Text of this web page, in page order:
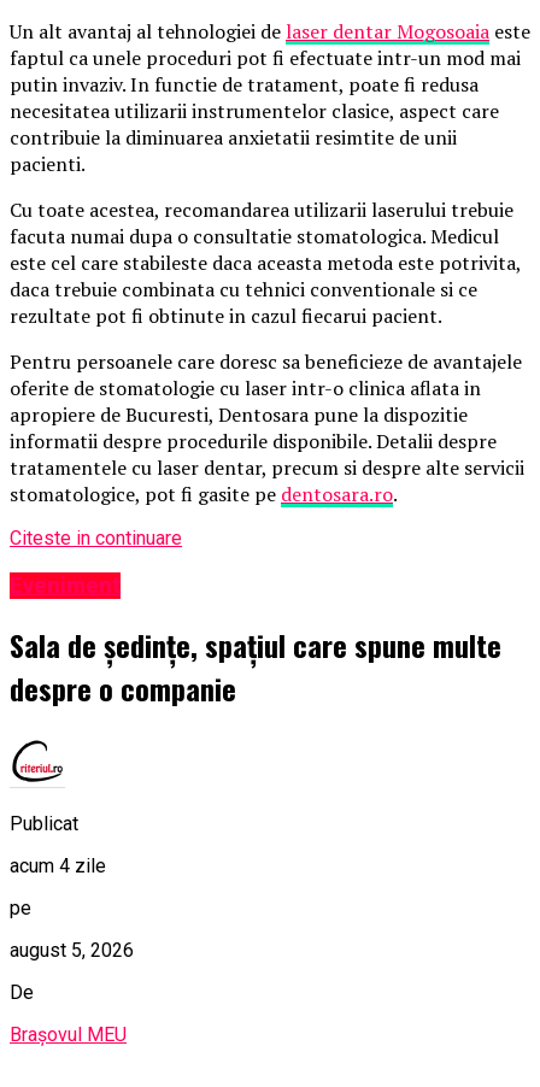
Un alt avantaj al tehnologiei delaser dentar Mogosoaia este
faptul ca unele proceduri pot fi efectuate intr-un mod mai
putin invaziv. In functie de tratament, poate fi redusa
necesitatea utilizarii instrumentelor clasice, aspect care
contribuie la diminuarea anxietatii resimtite de unii
pacienti.
Cu toate acestea, recomandarea utilizarii laserului trebuie
facuta numai dupa o consultatie stomatologica. Medicul
este cel care stabileste daca aceasta metoda este potrivita,
daca trebuie combinata cu tehnici conventionale si ce
rezultate pot fi obtinute in cazul fiecarui pacient.
Pentru persoanele care doresc sa beneficieze de avantajele
oferite de stomatologie cu laser intr-o clinica aflata in
apropiere de Bucuresti, Dentosara pune la dispozitie
informatii despre procedurile disponibile. Detalii despre
tratamentele cu laser dentar, precum si despre alte servicii
stomatologice, pot fi gasite pe dentosara.ro.
Citeste in continuare
Eveniment
Sala de ședințe, spațiul care spune multe
despre o companie
Publicat
acum 4 zile
pe
august 5, 2026
De
Brașovul MEU